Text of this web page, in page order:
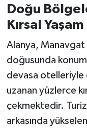
Doğu
Kırsal
Alanya, Manavgat
doğusunda
devasa otelleriyle
uzanan yüzlerce
çekmektedir.
arkasında